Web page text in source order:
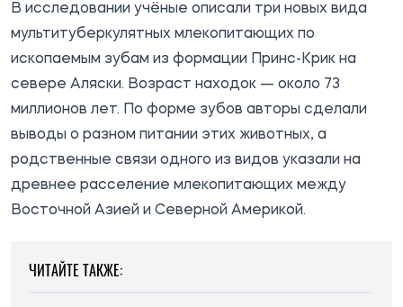
В исследовании учёные описали три новых вида
мультитуберкулятных млекопитающих по
ископаемым зубам из формации Принс-Крик на
севере Аляски. Возраст находок — около 73
миллионов лет. По форме зубов авторы сделали
выводы о разном питании этих животных, а
родственные связи одного из видов указали на
древнее расселение млекопитающих между
Восточной Азией и Северной Америкой.
ЧИТАЙТЕ ТАКЖЕ: